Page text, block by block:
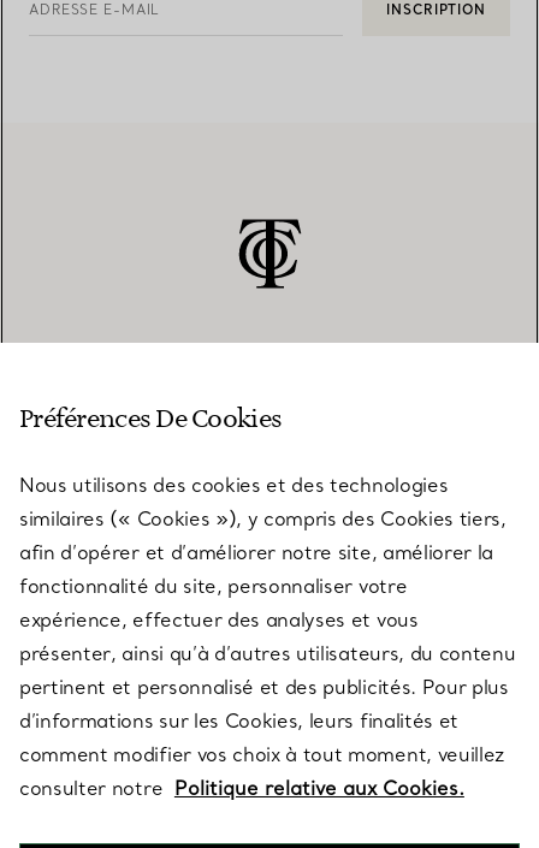
ADRESSE E-MAIL INSCRIPTION
SERVICES
À PROPOS
QUESTIONS LÉGALES
SUIVEZ-NOUS
Préférences De Cookies
Nous utilisons des cookies et des technologies
similaires (« Cookies »), y compris des Cookies tiers,
afin d’opérer et d’améliorer notre site, améliorer la
fonctionnalité du site, personnaliser votre
expérience, effectuer des analyses et vous
présenter, ainsi qu’à d’autres utilisateurs, du contenu
pertinent et personnalisé et des publicités. Pour plus
d’informations sur les Cookies, leurs finalités et
comment modifier vos choix à tout moment, veuillez
consulter notre Politique relative aux Cookies.